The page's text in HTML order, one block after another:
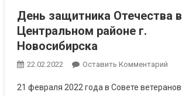
День защитника Отечества в
Центральном районе г.
Новосибирска
22.02.2022 Оставить Комментарий
21 февраля 2022 года в Совете ветеранов